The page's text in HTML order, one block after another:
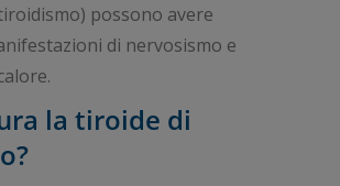
possono avere
di nervosismo e
la tiroide di